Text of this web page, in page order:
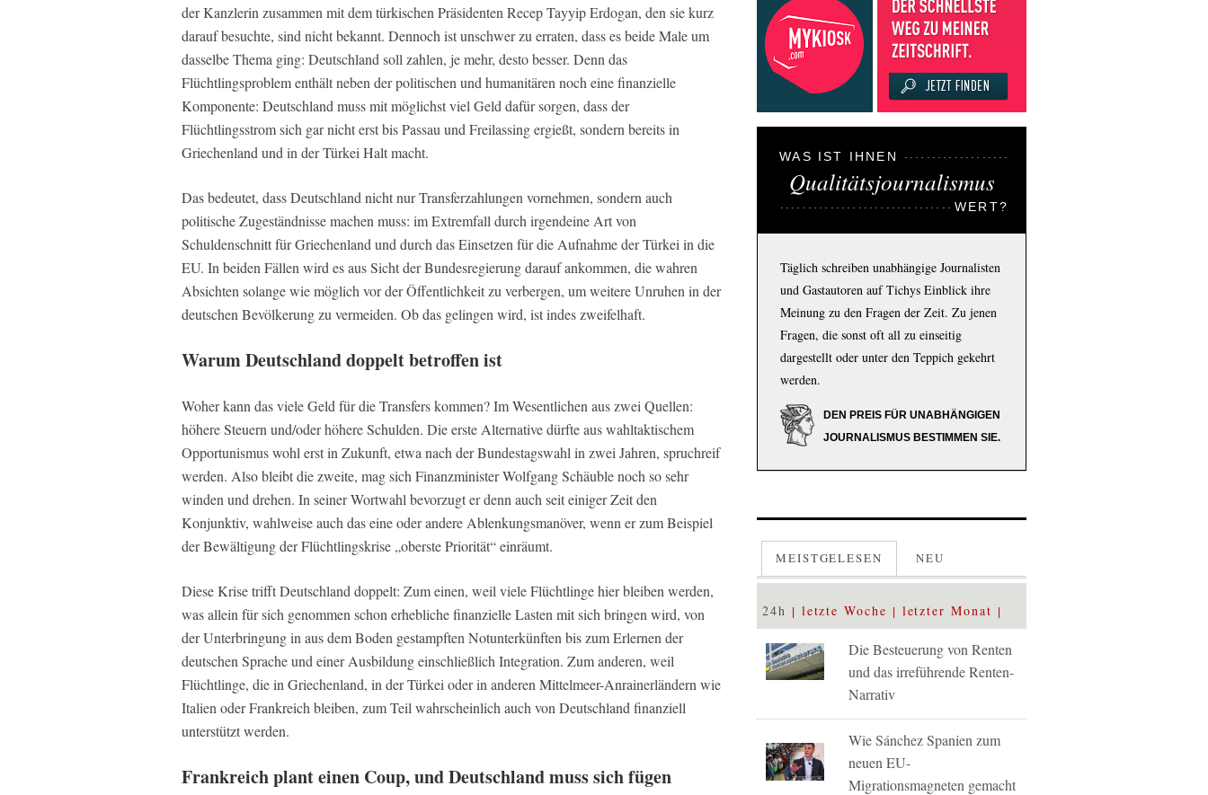
der Kanzlerin zusammen mit dem türkischen Präsidenten Recep Tayyip Erdogan, den sie kurz
darauf besuchte, sind nicht bekannt. Dennoch ist unschwer zu erraten, dass es beide Male um
dasselbe Thema ging: Deutschland soll zahlen, je mehr, desto besser. Denn das
Flüchtlingsproblem enthält neben der politischen und humanitären noch eine finanzielle
Komponente: Deutschland muss mit möglichst viel Geld dafür sorgen, dass der
Flüchtlingsstrom sich gar nicht erst bis Passau und Freilassing ergießt, sondern bereits in
Griechenland und in der Türkei Halt macht.
Das bedeutet, dass Deutschland nicht nur Transferzahlungen vornehmen, sondern auch
politische Zugeständnisse machen muss: im Extremfall durch irgendeine Art von
Schuldenschnitt für Griechenland und durch das Einsetzen für die Aufnahme der Türkei in die
EU. In beiden Fällen wird es aus Sicht der Bundesregierung darauf ankommen, die wahren
Absichten solange wie möglich vor der Öffentlichkeit zu verbergen, um weitere Unruhen in der
deutschen Bevölkerung zu vermeiden. Ob das gelingen wird, ist indes zweifelhaft.
Warum Deutschland doppelt betroffen ist
Woher kann das viele Geld für die Transfers kommen? Im Wesentlichen aus zwei Quellen:
höhere Steuern und/oder höhere Schulden. Die erste Alternative dürfte aus wahltaktischem
Opportunismus wohl erst in Zukunft, etwa nach der Bundestagswahl in zwei Jahren, spruchreif
werden. Also bleibt die zweite, mag sich Finanzminister Wolfgang Schäuble noch so sehr
winden und drehen. In seiner Wortwahl bevorzugt er denn auch seit einiger Zeit den
Konjunktiv, wahlweise auch das eine oder andere Ablenkungsmanöver, wenn er zum Beispiel
der Bewältigung der Flüchtlingskrise „oberste Priorität“ einräumt.
Diese Krise trifft Deutschland doppelt: Zum einen, weil viele Flüchtlinge hier bleiben werden,
was allein für sich genommen schon erhebliche finanzielle Lasten mit sich bringen wird, von
der Unterbringung in aus dem Boden gestampften Notunterkünften bis zum Erlernen der
deutschen Sprache und einer Ausbildung einschließlich Integration. Zum anderen, weil
Flüchtlinge, die in Griechenland, in der Türkei oder in anderen Mittelmeer-Anrainerländern wie
Italien oder Frankreich bleiben, zum Teil wahrscheinlich auch von Deutschland finanziell
unterstützt werden.
Frankreich plant einen Coup, und Deutschland muss sich fügen
WAS IST IHNEN
Qualitätsjournalismus
WERT?
Täglich schreiben unabhängige Journalisten
und Gastautoren auf Tichys Einblick ihre
Meinung zu den Fragen der Zeit. Zu jenen
Fragen, die sonst oft all zu einseitig
dargestellt oder unter den Teppich gekehrt
werden.
DEN PREIS FÜR UNABHÄNGIGEN
JOURNALISMUS BESTIMMEN SIE.
MEISTGELESEN NEU
24h letzte Woche letzter Monat
Die Besteuerung von Renten
und das irreführende Renten-
Narrativ
Wie Sánchez Spanien zum
neuen EU-
Migrationsmagneten gemacht